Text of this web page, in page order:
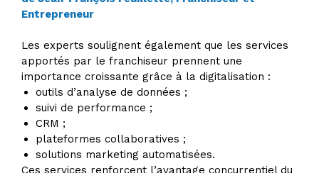
Entrepreneur
Les experts soulignent également que les services
apportés par le franchiseur prennent une
importance croissante grâce à la digitalisation :
outils d’analyse de données ;
suivi de performance ;
CRM ;
plateformes collaboratives ;
solutions marketing automatisées.
Ces services renforcent l’avantage concurrentiel du